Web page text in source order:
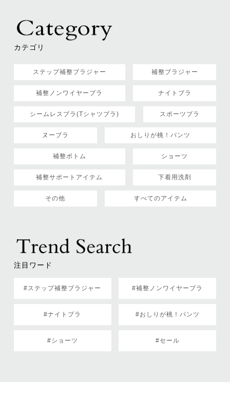
カテゴリ
ステップ補整ブラジャー 補整ブラジャー
補整ノンワイヤーブラ ナイトブラ
シームレスブラ(Tシャツブラ) スポーツブラ
ヌーブラ おしりが桃！パンツ
補整ボトム ショーツ
補整サポートアイテム 下着用洗剤
その他 すべてのアイテム
注目ワード
#ステップ補整ブラジャー #補整ノンワイヤーブラ
#ナイトブラ #おしりが桃！パンツ
#ショーツ #セール